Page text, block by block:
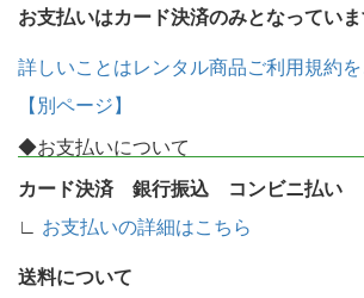
お支払いはカード決済のみとなってい
詳しいことはレンタル商品ご利用規約
【別ページ】
◆お支払いについて
カード決済 銀行振込 コンビニ払い
∟ お支払いの詳細はこちら
送料について